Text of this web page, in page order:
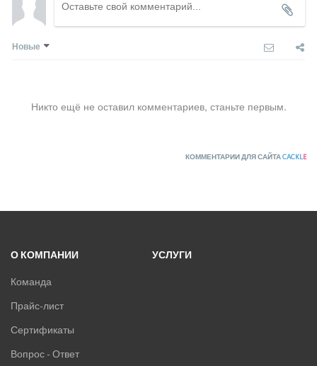
Новые
Никто ещё не оставил комментариев, станьте первым.
КОММЕНТАРИИ ДЛЯ САЙТАCACKLE
О КОМПАНИИ
Команда
Прайс-лист
Сертификаты
Вопрос - Ответ
УСЛУГИ